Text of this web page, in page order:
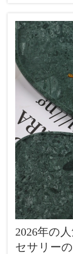
判断するため
2026年の
セサリー